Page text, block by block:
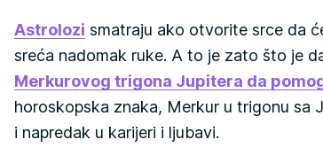
Astrolozi smatraju ako otvorite srce da
sreća nadomak ruke. A to je zato što je
Merkurovog trigona Jupitera da
horoskopska znaka, Merkur u trigonu sa
i napredak u karijeri i ljubavi.